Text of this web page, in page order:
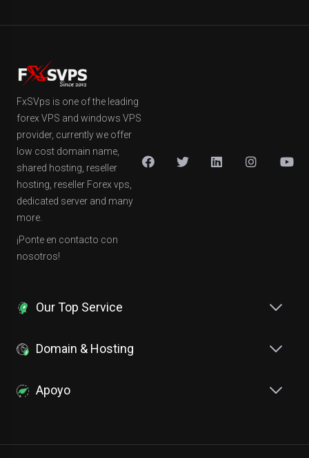
FxSVps is one of the leading
forex VPS and windows VPS
provider, currently we offer
low cost domain name,
shared hosting, reseller
hosting, reseller Forex vps,
dedicated server and many
more.
¡Ponte en contacto con
nosotros!
Our Top Service
Domain & Hosting
Apoyo